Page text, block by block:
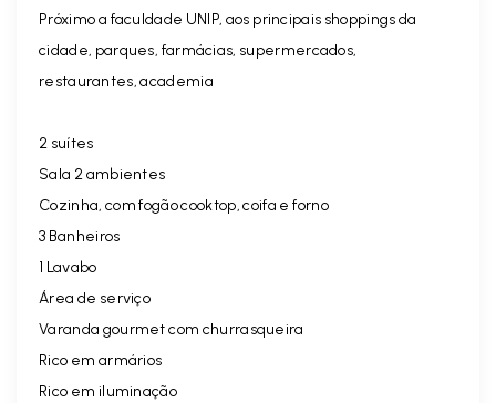
Próximo a faculdade UNIP, aos principais shoppings da
cidade, parques, farmácias, supermercados,
restaurantes, academia
2 suítes
Sala 2 ambientes
Cozinha, com fogão cooktop, coifa e forno
3 Banheiros
1 Lavabo
Área de serviço
Varanda gourmet com churrasqueira
Rico em armários
Rico em iluminação